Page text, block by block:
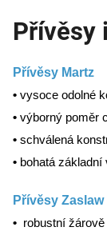
Přívěsy
Přívěsy Martz
• vysoce odolné
• výborný poměr
• schválená
• bohatá
Přívěsy Zaslaw
• robustní